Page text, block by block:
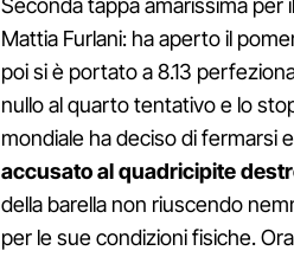
Seconda tappa amarissima per
Mattia Furlani: ha aperto il
poi si è portato a 8.13
nullo al quarto tentativo e lo
mondiale ha deciso di fermarsi
accusato al quadricipite
della barella non riuscendo
per le sue condizioni fisiche.